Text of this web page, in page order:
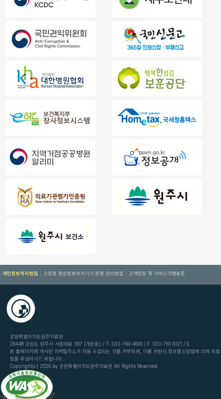
개인정보처리방침 고정형 영상정보처리기기 운영·관리방침 고객헌장 및 서비스이행표준
강원특별자치도원주의료원
26448 강원도 원주시 서원대로 387 (개운동) / T. 033-760-4500 / F. 033-761-5121 / E.
본 홈페이지에 게시된 이메일주소가 자동 수집되는 것을 거부하며, 이를 위반시 정보통신망법에 의해 처벌
됨을 유념하시기 바랍니다.
Copyright(c) 2026 by 강원특별자치도원주의료원 All Rights Reserved.